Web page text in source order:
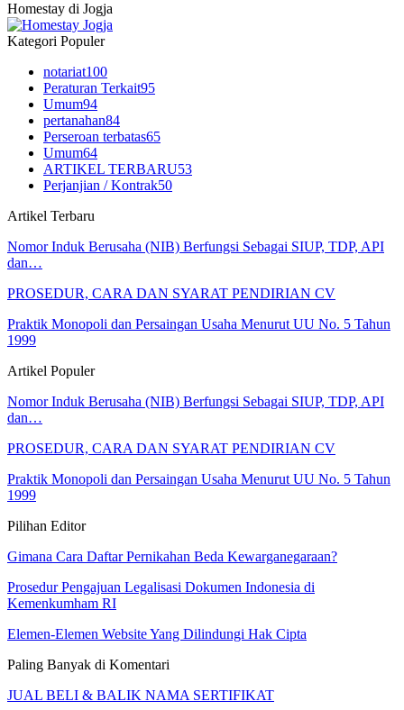
Homestay di Jogja
Kategori Populer
notariat100
Peraturan Terkait95
Umum94
pertanahan84
Perseroan terbatas65
Umum64
ARTIKEL TERBARU53
Perjanjian / Kontrak50
Artikel Terbaru
Nomor Induk Berusaha (NIB) Berfungsi Sebagai SIUP, TDP, API
dan…
PROSEDUR, CARA DAN SYARAT PENDIRIAN CV
Praktik Monopoli dan Persaingan Usaha Menurut UU No. 5 Tahun
1999
Artikel Populer
Nomor Induk Berusaha (NIB) Berfungsi Sebagai SIUP, TDP, API
dan…
PROSEDUR, CARA DAN SYARAT PENDIRIAN CV
Praktik Monopoli dan Persaingan Usaha Menurut UU No. 5 Tahun
1999
Pilihan Editor
Gimana Cara Daftar Pernikahan Beda Kewarganegaraan?
Prosedur Pengajuan Legalisasi Dokumen Indonesia di
Kemenkumham RI
Elemen-Elemen Website Yang Dilindungi Hak Cipta
Paling Banyak di Komentari
JUAL BELI & BALIK NAMA SERTIFIKAT